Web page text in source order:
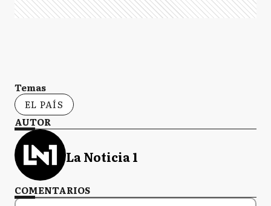
Temas
EL PAÍS
AUTOR
La Noticia 1
COMENTARIOS